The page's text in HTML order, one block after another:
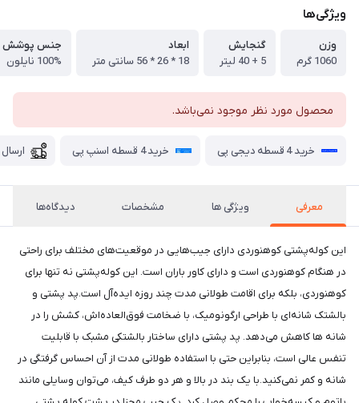
ویژگی‌ها
وزن
1060 گرم
گنجایش
5 + 40 لیتر
ابعاد
18 * 26 * 56 سانتی متر
جنس پوشش
100% نایلون
محصول مورد نظر موجود نمی‌باشد.
خرید 4 قسطه دیجی پی خرید 4 قسطه اسنپ پی
معرفی ویژگی ها مشخصات دیدگاه‌ها
این کوله‌پشتی کوهنوردی دارای جیب‌هایی در موقعیت‌های مختلف برای راحتی
در هنگام کوهنوردی است و دارای کاور باران است. این کوله‌پشتی نه تنها برای
کوهنوردی، بلکه برای اقامت طولانی‌ مدت چند روزه ایده‌آل است.پد پشتی و
بالشتک شانه‌ای با طراحی ارگونومیک، با ضخامت فوق‌العاده‌اش، کشش را در
شانه ها کاهش می‌دهد. پد پشتی دارای ساختار بالشتکی مشبک با قابلیت
تنفس عالی است، بنابراین حتی با استفاده طولانی مدت از آن احساس گرفتگی در
شانه و کمر نمی‌کنید.با یک بند در بالا و هر دو طرف کیف، می‌توان وسایلی مانند